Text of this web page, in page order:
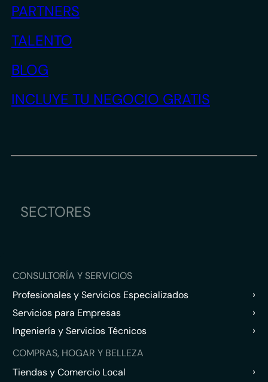
PARTNERS
TALENTO
BLOG
INCLUYE TU NEGOCIO GRATIS
SECTORES
CONSULTORÍA Y SERVICIOS
Profesionales y Servicios Especializados
›
Servicios para Empresas ›
Ingeniería y Servicios Técnicos ›
COMPRAS, HOGAR Y BELLEZA
Tiendas y Comercio Local
›